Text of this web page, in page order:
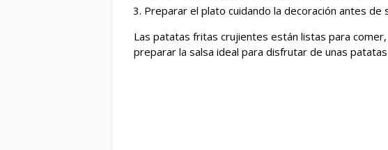
Preparar el plato cuidando la decoración antes de
Las patatas fritas crujientes están listas para
preparar la salsa ideal para disfrutar de unas